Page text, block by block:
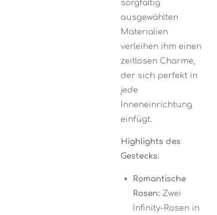
sorgfältig
ausgewählten
Materialien
verleihen ihm einen
zeitlosen Charme,
der sich perfekt in
jede
Inneneinrichtung
einfügt.
Highlights des
Gestecks:
Romantische
Rosen: Zwei
Infinity-Rosen in